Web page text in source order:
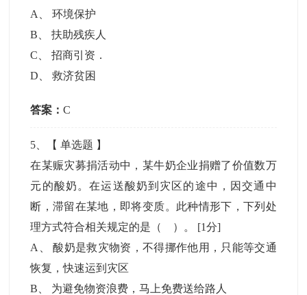
A
、环境保护
B 、扶助残疾人
C 、招商引资．
D 、救济贫困
答案：C
5 、【单选题 】
在某赈灾募捐活动中，某牛奶企业捐赠了价值数万
元的酸奶。在运送酸奶到灾区的途中，因交通中
断，滞留在某地，即将变质。此种情形下，下列处
理方式符合相关规定的是（ ）。 [1分]
A
、酸奶是救灾物资，不得挪作他用，只能等交通
恢复，快速运到灾区
B
为避免物资浪费，马上免费送给路人